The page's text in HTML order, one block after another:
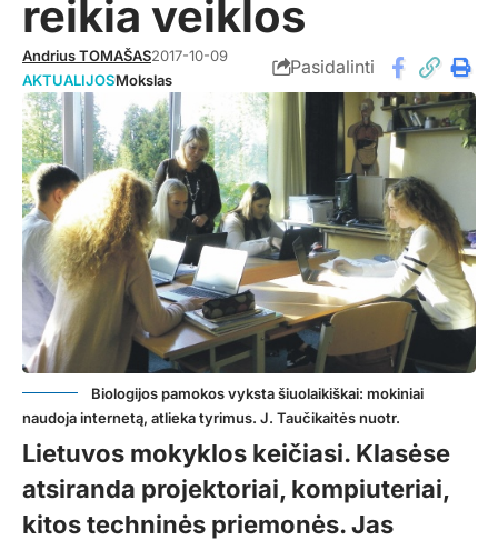
reikia veiklos
Andrius TOMAŠAS2017-10-09
AKTUALIJOSMokslas
Pasidalinti
Biologijos pamokos vyksta šiuolaikiškai: mokiniai
naudoja internetą, atlieka tyrimus. J. Taučikaitės nuotr.
Lietuvos mokyklos keičiasi. Klasėse
atsiranda projektoriai, kompiuteriai,
kitos techninės priemonės. Jas